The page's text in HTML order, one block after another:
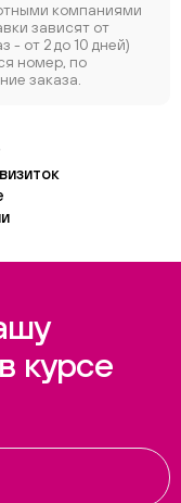
компаниями
зависят от
- от 2 до 10 дней)
номер, по
заказа.
курсе